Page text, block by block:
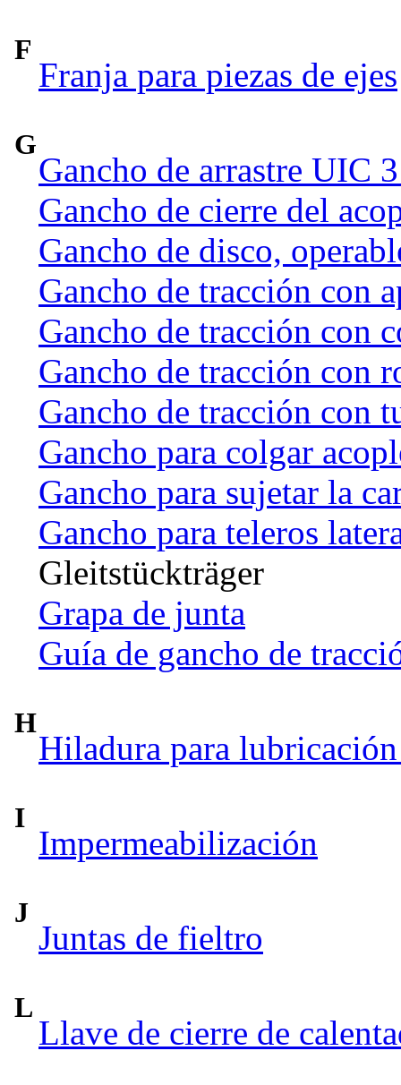
F
Franja para piezas de ejes
G
Gancho de arrastre UIC
Gancho de cierre del
Gancho de disco,
Gancho de tracción con
Gancho de tracción con
Gancho de tracción con
Gancho de tracción con
Gancho para colgar
Gancho para sujetar la
Gancho para teleros
Gleitstückträger
Grapa de junta
Guía de gancho de
H
Hiladura para
I
Impermeabilización
J
Juntas de fieltro
L
Llave de cierre de